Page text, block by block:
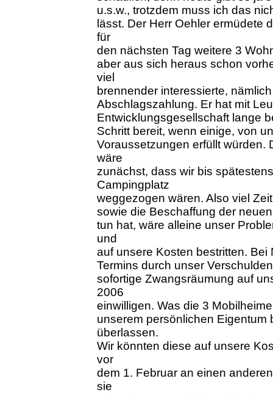
u.s.w., trotzdem muss ich das
lässt. Der Herr Oehler ermüdete
für
den nächsten Tag weitere 3
aber aus sich heraus schon
viel
brennender interessierte,
Abschlagszahlung. Er hat mit
Entwicklungsgesellschaft lange
Schritt bereit, wenn einige, von
Voraussetzungen erfüllt würden.
wäre
zunächst, dass wir bis
Campingplatz
weggezogen wären. Also viel
sowie die Beschaffung der
tun hat, wäre alleine unser
und
auf unsere Kosten bestritten.
Termins durch unser
sofortige Zwangsräumung auf
2006
einwilligen. Was die 3
unserem persönlichen Eigentum
überlassen.
Wir könnten diese auf unsere
vor
dem 1. Februar an einen
sie